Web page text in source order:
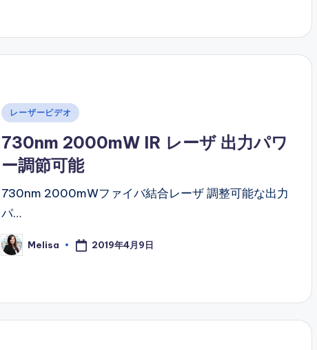
Posted
レーザービデオ
730nm 2000mW IR レーザ 出力パワ
ー調節可能
730nm 2000mWファイバ結合レーザ 調整可能な出力
パ…
Posted
by
Melisa 2019年4月9日